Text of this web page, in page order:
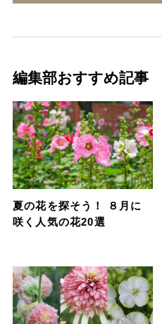
編集部おすすめ記事
夏の花を探そう！ ８月に
咲く人気の花20選